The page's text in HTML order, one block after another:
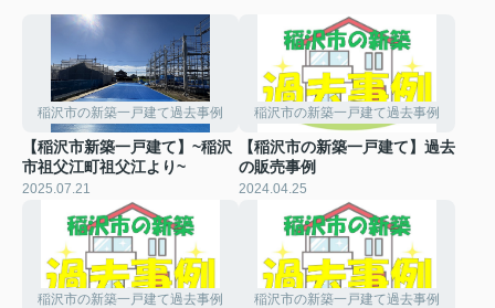
稲沢市の新築一戸建て過去事例
【稲沢市新築一戸建て】~稲沢
市祖父江町祖父江より~
2025.07.21
稲沢市の新築一戸建て過去事例
【稲沢市の新築一戸建て】過去
の販売事例
2024.04.25
稲沢市の新築一戸建て過去事例 稲沢市の新築一戸建て過去事例